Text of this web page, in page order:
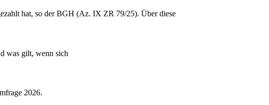
hat, so der BGH (Az. IX ZR 79/25). Über diese
was gilt, wenn sich
2026.